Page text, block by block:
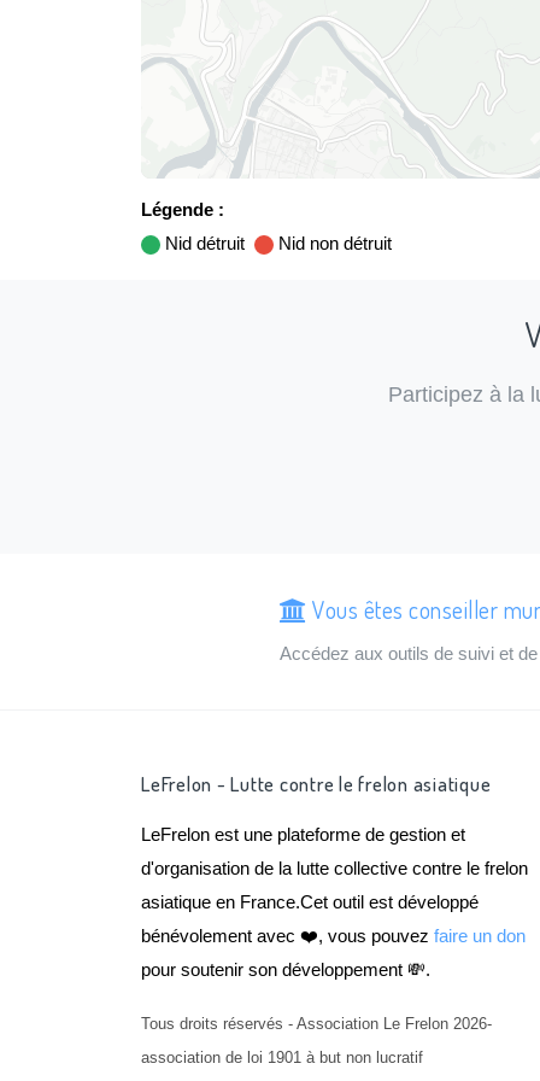
Légende :
Nid détruit
Nid non détruit
Participez à la
Vous êtes conseiller
Accédez aux outils de suivi et
LeFrelon - Lutte contre le frelon asiatique
LeFrelon est une plateforme de gestion et
d'organisation de la lutte collective contre le frelon
asiatique en France.Cet outil est développé
bénévolement avec ❤️, vous pouvez faire un don
pour soutenir son développement 💸.
Tous droits réservés - Association Le Frelon 2026-
association de loi 1901 à but non lucratif